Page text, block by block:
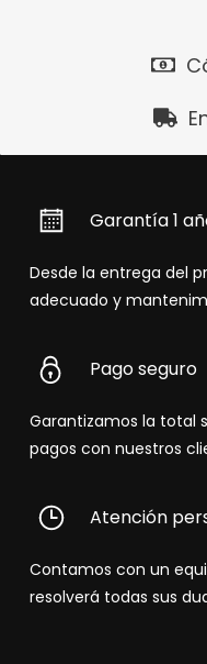
Garantía 1
Desde la entrega del
adecuado y
Pago seguro
Garantizamos la total
pagos con nuestros
Atención
Contamos con un
resolverá todas sus